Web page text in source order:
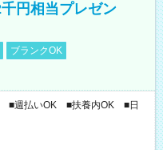
円相当プレゼン
ブランクOK
■週払いOK ■扶養内OK ■日